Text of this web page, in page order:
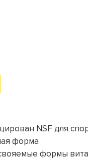
NSF для
форма
формы